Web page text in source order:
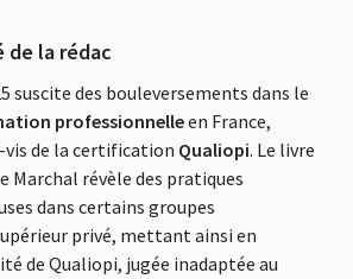
de la rédac
suscite des bouleversements dans le
professionnelleen France,
de la certification Qualiopi. Le livre
Marchal révèle des pratiques
dans certains groupes
privé, mettant ainsi en
de Qualiopi, jugée inadaptée au